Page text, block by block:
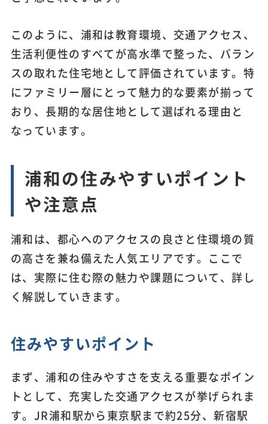
このように、浦和は教育環境、交通アクセス、
生活利便性のすべてが高水準で整った、バラン
スの取れた住宅地として評価されています。特
にファミリー層にとって魅力的な要素が揃って
おり、長期的な居住地として選ばれる理由と
なっています。
浦和の住みやすいポイント
や注意点
浦和は、都心へのアクセスの良さと住環境の質
の高さを兼ね備えた人気エリアです。ここで
は、実際に住む際の魅力や課題について、詳し
く解説していきます。
住みやすいポイント
まず、浦和の住みやすさを支える重要なポイン
トとして、充実した交通アクセスが挙げられま
す。JR浦和駅から東京駅まで約25分、新宿駅